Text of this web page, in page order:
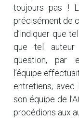
toujours pas !
précisément de
d’indiquer que
que tel auteur
question, par
l’équipe
entretiens, avec
son équipe de
procédions aux